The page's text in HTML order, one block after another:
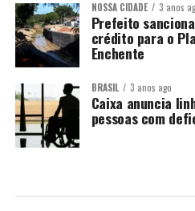
NOSSA CIDADE 3 anos
Prefeito
crédito para o
Enchente
BRASIL 3 anos ago
Caixa anuncia
pessoas com